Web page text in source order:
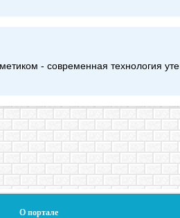
- современная технология
О портале